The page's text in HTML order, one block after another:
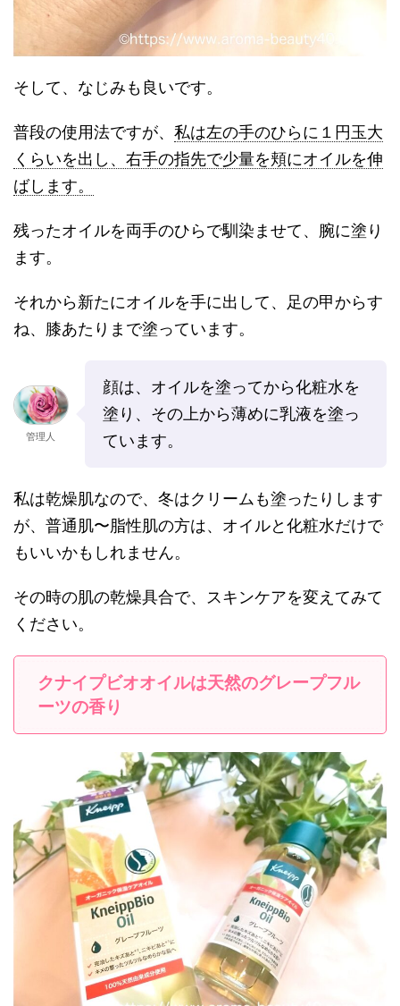
そして、なじみも良いです。
普段の使用法ですが、 私は左の手のひらに１円玉大
くらいを出し、右手の指先で少量を頬にオイルを伸
ばします。
残ったオイルを両手のひらで馴染ませて、腕に塗り
ます。
それから新たにオイルを手に出して、足の甲からす
ね、膝あたりまで塗っています。
管理人
顔は、オイルを塗ってから化粧水を
塗り、その上から薄めに乳液を塗っ
ています。
私は乾燥肌なので、冬はクリームも塗ったりします
が、普通肌〜脂性肌の方は、オイルと化粧水だけで
もいいかもしれません。
その時の肌の乾燥具合で、スキンケアを変えてみて
ください。
クナイプビオオイルは天然のグレープフル
ーツの香り